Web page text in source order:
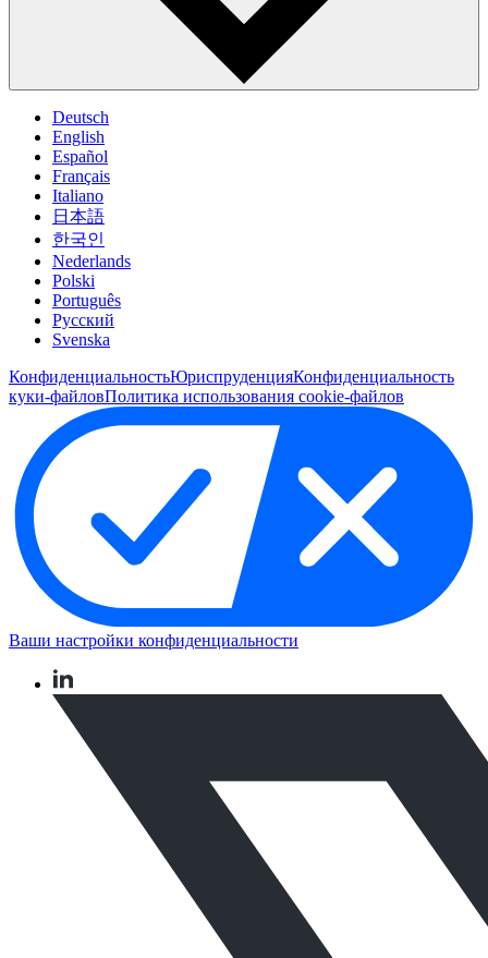
Deutsch
English
Español
Français
Italiano
日本語
한국인
Nederlands
Polski
Português
Pусский
Svenska
КонфиденциальностьЮриспруденцияКонфиденциальность
куки-файловПолитика использования cookie-файлов
Ваши настройки конфиденциальности